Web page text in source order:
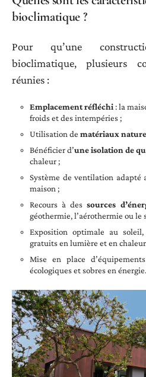
bioclimatique ?
Pour qu’une
bioclimatique, plusieurs
réunies :
Emplacement réfléchi: la
froids et des intempéries ;
Utilisation de matériaux
Bénéficier d’une isolation de
chaleur ;
Système de ventilation adapté
maison ;
Recours à dessources
géothermie, l’aérothermie ou le
Exposition optimale au
gratuits en lumière et en
Mise en place
écologiques et sobres en énergie.